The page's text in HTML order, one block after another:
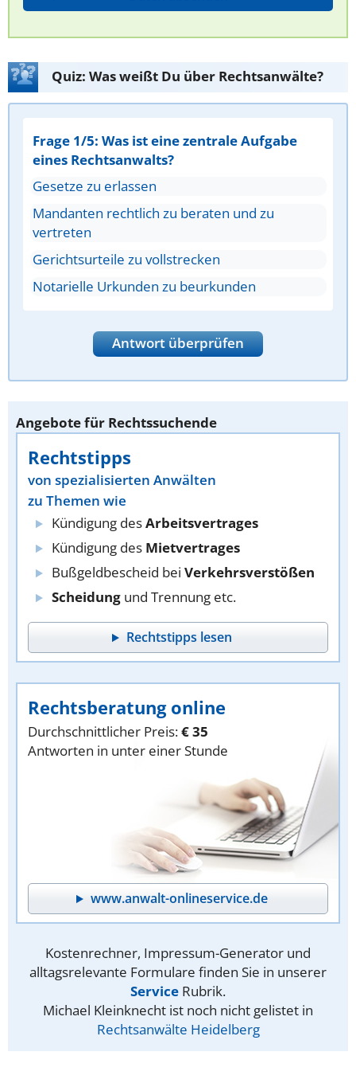
Quiz: Was weißt Du über Rechtsanwälte?
Frage 1/5: Was ist eine zentrale Aufgabe
eines Rechtsanwalts?
Gesetze zu erlassen
Mandanten rechtlich zu beraten und zu
vertreten
Gerichtsurteile zu vollstrecken
Notarielle Urkunden zu beurkunden
Antwort überprüfen
Angebote für Rechtssuchende
Rechtstipps
von spezialisierten Anwälten
zu Themen wie
Kündigung desArbeitsvertrages
Kündigung des Mietvertrages
Bußgeldbescheid bei Verkehrsverstößen
Scheidung und Trennung etc.
Rechtstipps lesen
Rechtsberatung online
Durchschnittlicher Preis:€ 35
Antworten in unter einer Stunde
www.anwalt-onlineservice.de
Kostenrechner, Impressum-Generator und
alltagsrelevante Formulare finden Sie in unserer
Service Rubrik.
Michael Kleinknecht ist noch nicht gelistet in
Rechtsanwälte Heidelberg